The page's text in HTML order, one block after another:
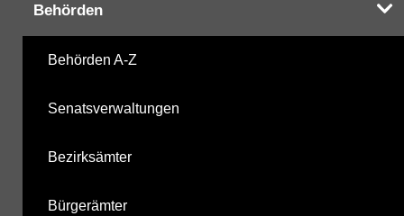
Behörden
Behörden A-Z
Senatsverwaltungen
Bezirksämter
Bürgerämter